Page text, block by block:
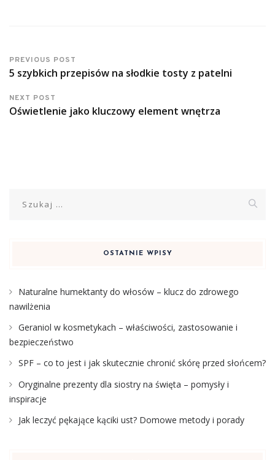
PREVIOUS POST
5 szybkich przepisów na słodkie tosty z patelni
NEXT POST
Oświetlenie jako kluczowy element wnętrza
OSTATNIE WPISY
Naturalne humektanty do włosów – klucz do zdrowego
nawilżenia
Geraniol w kosmetykach – właściwości, zastosowanie i
bezpieczeństwo
SPF – co to jest i jak skutecznie chronić skórę przed słońcem?
Oryginalne prezenty dla siostry na święta – pomysły i
inspiracje
Jak leczyć pękające kąciki ust? Domowe metody i porady